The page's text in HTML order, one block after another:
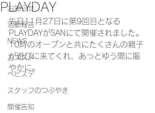
お知らせ
活動報告
NEWS
おススメ
ベビステ
スタッフのつぶやき
開催告知
PLAYDAY
先日11月27日に第9回目となる
PLAYDAYがSANにて開催されました。
10時のオープンと共にたくさんの親子
が遊びに来てくれ、あっとゆう間に賑
やかに。